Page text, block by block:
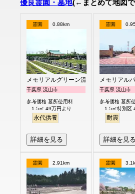
優良霊園・墓地(←まとめて地図
霊園 0.88km
メモリアルグリーン流山聖地
千葉県 流山市
参考価格:墓所使用料
1.5㎡ 49万円より
永代供養
詳細を見る
霊園
メモリアル
千葉県 流山市
参考価格:墓所
1.5㎡特別区
耐震
詳細を見る
霊園 2.91km 霊園